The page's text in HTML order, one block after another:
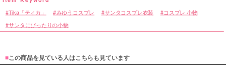
Tika「ティカ」 みゆうコスプレ サンタコスプレ衣装 コスプレ 小物
サンタにぴったりの小物
■この商品を見ている人はこちらも見ています